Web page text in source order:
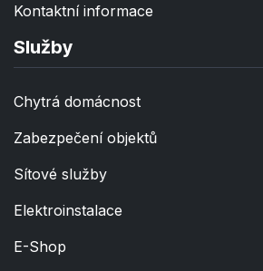
Kontaktní informace
Služby
Chytrá domácnost
Zabezpečení objektů
Sítové služby
Elektroinstalace
E-Shop